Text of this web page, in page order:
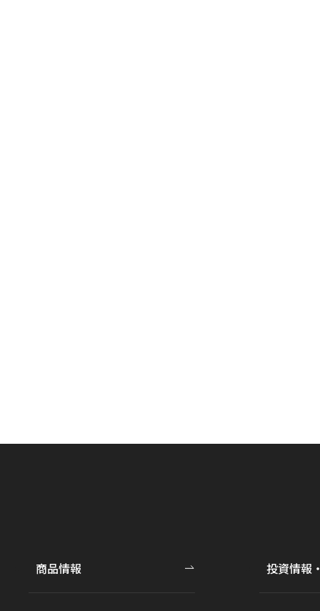
商品情報 投資情報